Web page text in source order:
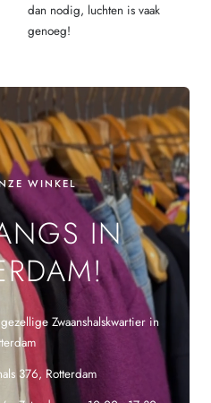
dan nodig, luchten is vaak
genoeg!
WINKEL
IN
Zwaanshalskwartier in
376, Rotterdam